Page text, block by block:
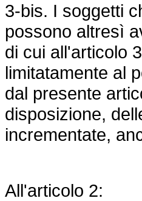
3-bis. I soggetti
possono altresì
di cui all'articolo
limitatamente al
dal presente
disposizione,
incrementate,
All'articolo 2: